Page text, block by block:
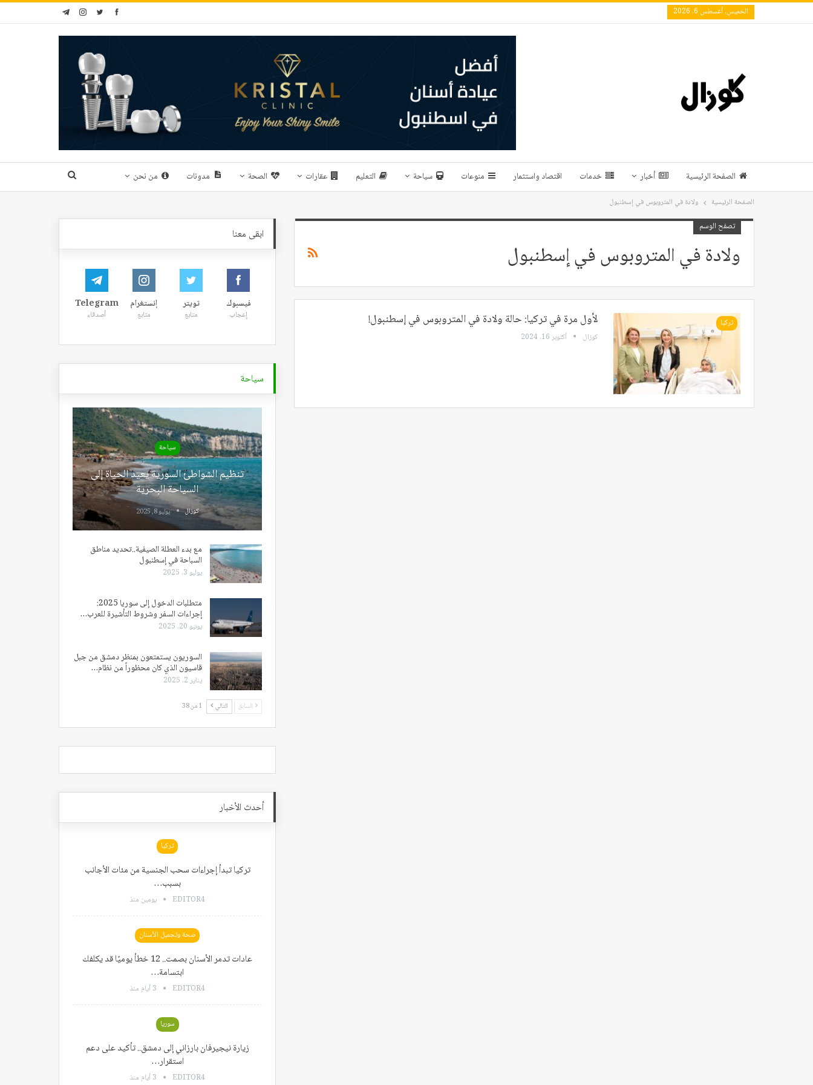
الخميس, أغسطس 6, 2026
الصفحة الرئيسية أخبار خدمات اقتصاد واستثمار منوعات سياحة التعليم عقارات الصحة مدونات من نحن
الصفحة الرئيسية ولادة في المتروبوس في إسطنبول
تصفح الوسم
ولادة في المتروبوس في إسطنبول
تركيا لأول مرة في تركيا: حالة ولادة في المتروبوس في إسطنبول!
كوزال أكتوبر 16, 2024
ابقى معنا
فيسبوك
إعجاب
تويتر
متابع
إنستغرام
متابع
Telegram
أصدقاء
سياحة
سياحة
تنظيم الشواطئ السورية يعيد الحياة إلى
السياحة البحرية
كوزال يوليو 8, 2025
مع بدء العطلة الصيفية..تحديد مناطق
السباحة في إسطنبول
يوليو 3, 2025
متطلبات الدخول إلى سوريا 2025:
إجراءات السفر وشروط التأشيرة للعرب…
يونيو 20, 2025
السوريون يستمتعون بمنظر دمشق من جبل
قاسيون الذي كان محظوراً من نظام…
يناير 2, 2025
السابق التالي 1 من 38
أحدث الأخبار
تركيا
تركيا تبدأ إجراءات سحب الجنسية من مئات الأجانب
بسبب…
EDITOR4 يومين منذ
صحة وتجميل الأسنان
عادات تدمر الأسنان بصمت.. 12 خطأ يوميًا قد يكلفك
ابتسامة…
EDITOR4 3 أيام منذ
سوريا
زيارة نيجيرفان بارزاني إلى دمشق.. تأكيد على دعم
استقرار…
EDITOR4 3 أيام منذ